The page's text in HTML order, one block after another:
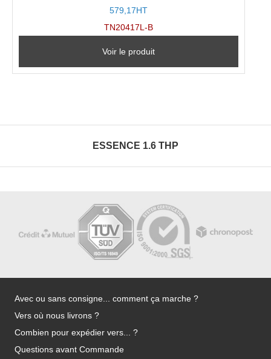
579,17HT
TN20417L-B
Voir le produit
ESSENCE 1.6 THP
Avec ou sans consigne... comment ça marche ?
Vers où nous livrons ?
Combien pour expédier vers... ?
Questions avant Commande